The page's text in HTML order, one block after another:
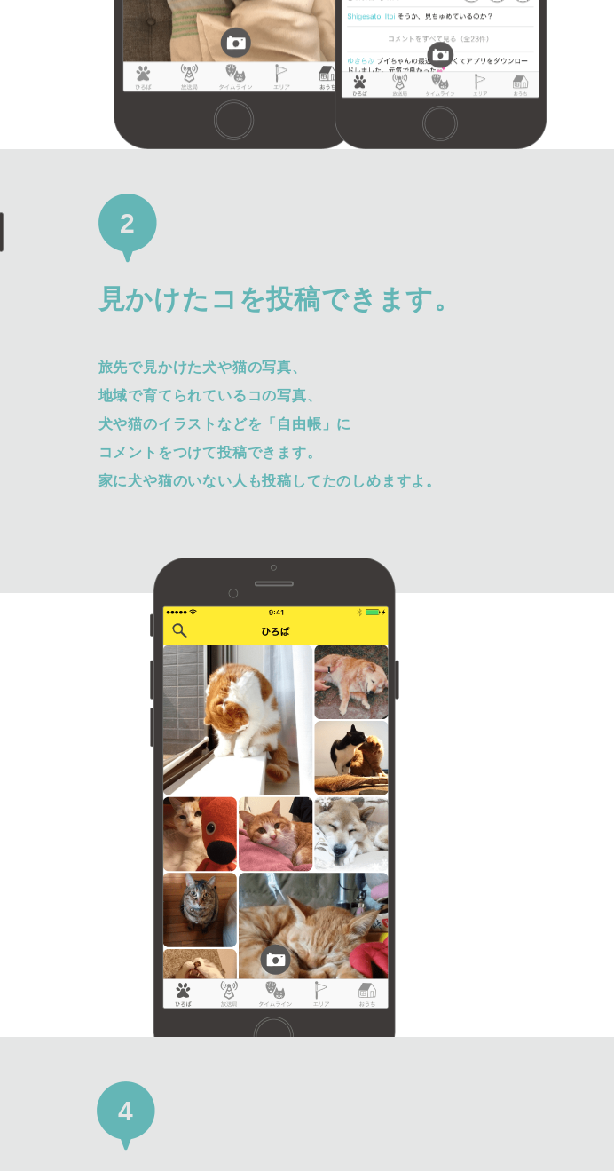
2
見かけたコを投稿できます。
旅先で見かけた犬や猫の写真、
地域で育てられているコの写真、
犬や猫のイラストなどを「自由帳」に
コメントをつけて投稿できます。
家に犬や猫のいない人も投稿してたのしめますよ。
4